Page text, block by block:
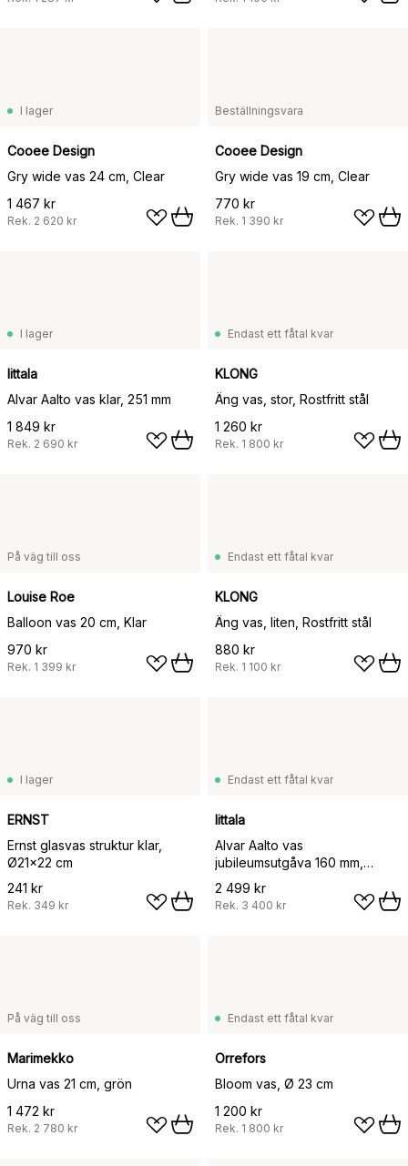
I lager
Cooee Design
Gry wide vas 24 cm, Clear
1 467 kr
Rek. 2 620 kr
Beställningsvara
Cooee Design
Gry wide vas 19 cm, Clear
770 kr
Rek. 1 390 kr
I lager
Iittala
Alvar Aalto vas klar, 251 mm
1 849 kr
Rek. 2 690 kr
Endast ett fåtal kvar
KLONG
Äng vas, stor, Rostfritt stål
1 260 kr
Rek. 1 800 kr
På väg till oss
Louise Roe
Balloon vas 20 cm, Klar
970 kr
Rek. 1 399 kr
Endast ett fåtal kvar
KLONG
Äng vas, liten, Rostfritt stål
880 kr
Rek. 1 100 kr
I lager
ERNST
Ernst glasvas struktur klar,
Ø21x22 cm
241 kr
Rek. 349 kr
Endast ett fåtal kvar
Iittala
Alvar Aalto vas
jubileumsutgåva 160 mm,
Bubbelglas klar
2 499 kr
Rek. 3 400 kr
På väg till oss
Marimekko
Urna vas 21 cm, grön
1 472 kr
Rek. 2 780 kr
Endast ett fåtal kvar
Orrefors
Bloom vas, Ø 23 cm
1 200 kr
Rek. 1 800 kr